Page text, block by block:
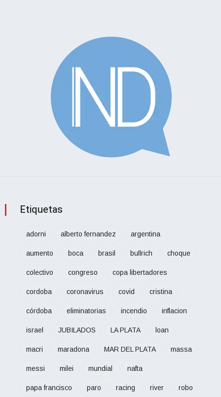
Etiquetas
adorni alberto fernandez argentina
aumento boca brasil bullrich choque
colectivo congreso copa libertadores
cordoba coronavirus covid cristina
córdoba eliminatorias incendio inflacion
israel JUBILADOS LA PLATA loan
macri maradona MAR DEL PLATA massa
messi milei mundial nafta
papa francisco paro racing river robo